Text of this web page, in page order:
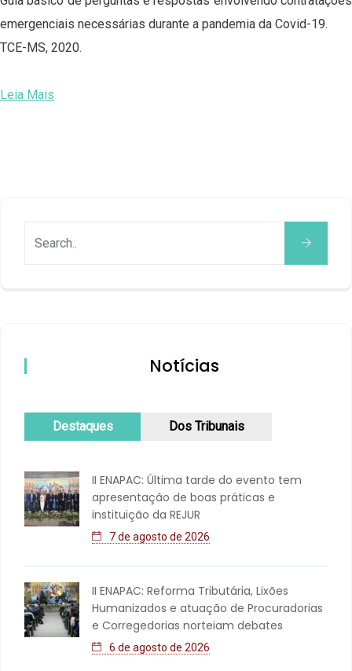
emergenciais necessárias durante a pandemia da Covid-19.
TCE-MS, 2020.
Leia Mais
Notícias
Destaques Dos Tribunais
II ENAPAC: Última tarde do evento tem
apresentação de boas práticas e
instituição da REJUR
7 de agosto de 2026
II ENAPAC: Reforma Tributária, Lixões
Humanizados e atuação de Procuradorias
e Corregedorias norteiam debates
6 de agosto de 2026